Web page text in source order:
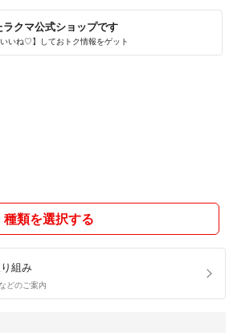
クマ公式ショップです
いね♡】しておトク情報をゲット
種類を選択する
組み
どのご案内